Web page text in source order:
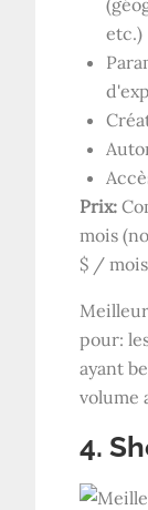
etc.)
Prix:
mois
$ /
pour:
ayant
volume
4.